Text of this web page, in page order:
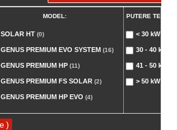
MODEL:
SOLAR HT (0)
GENUS PREMIUM EVO SYSTEM (16)
GENUS PREMIUM HP (11)
GENUS PREMIUM FS SOLAR (2)
GENUS PREMIUM HP EVO (4)
PUTERE
< 30 kW
30 - 40 kW
41 - 50 kW
> 50 kW
)